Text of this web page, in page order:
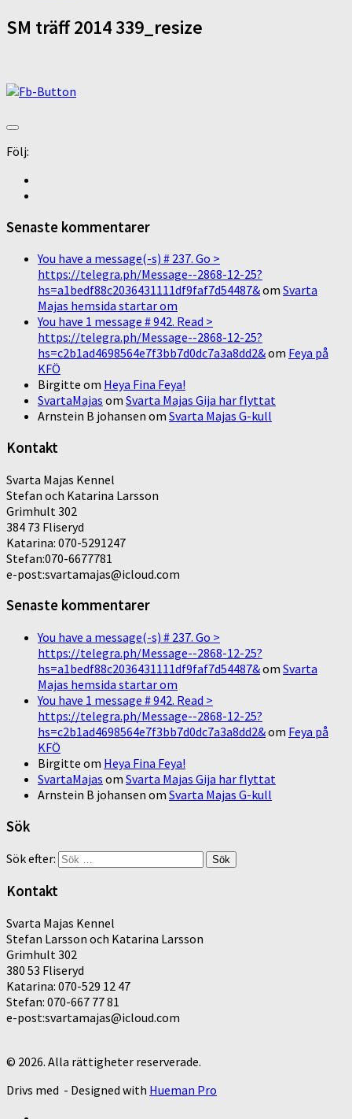
SM träff 2014 339_resize
Följ:
Senaste kommentarer
You have a message(-s) # 237. Go >
https://telegra.ph/Message--2868-12-25?
hs=a1bedf88c2036431111df9faf7d54487&om Svarta
Majas hemsida startar om
You have 1 message # 942. Read >
https://telegra.ph/Message--2868-12-25?
hs=c2b1ad4698564e7f3bb7d0dc7a3a8dd2&om Feya på
KFÖ
Birgitte om Heya Fina Feya!
SvartaMajas om Svarta Majas Gija har flyttat
Arnstein B johansen om Svarta Majas G-kull
Kontakt
Svarta Majas Kennel
Stefan och Katarina Larsson
Grimhult 302
384 73 Fliseryd
Katarina: 070-5291247
Stefan:070-6677781
e-post:svartamajas@icloud.com
Senaste kommentarer
You have a message(-s) # 237. Go >
https://telegra.ph/Message--2868-12-25?
hs=a1bedf88c2036431111df9faf7d54487&om Svarta
Majas hemsida startar om
You have 1 message # 942. Read >
https://telegra.ph/Message--2868-12-25?
hs=c2b1ad4698564e7f3bb7d0dc7a3a8dd2&om Feya på
KFÖ
Birgitte om Heya Fina Feya!
SvartaMajas om Svarta Majas Gija har flyttat
Arnstein B johansen om Svarta Majas G-kull
Sök
Sök efter:
Kontakt
Svarta Majas Kennel
Stefan Larsson och Katarina Larsson
Grimhult 302
380 53 Fliseryd
Katarina: 070-529 12 47
Stefan: 070-667 77 81
e-post:svartamajas@icloud.com
© 2026. Alla rättigheter reserverade.
Drivs med - Designed with Hueman Pro